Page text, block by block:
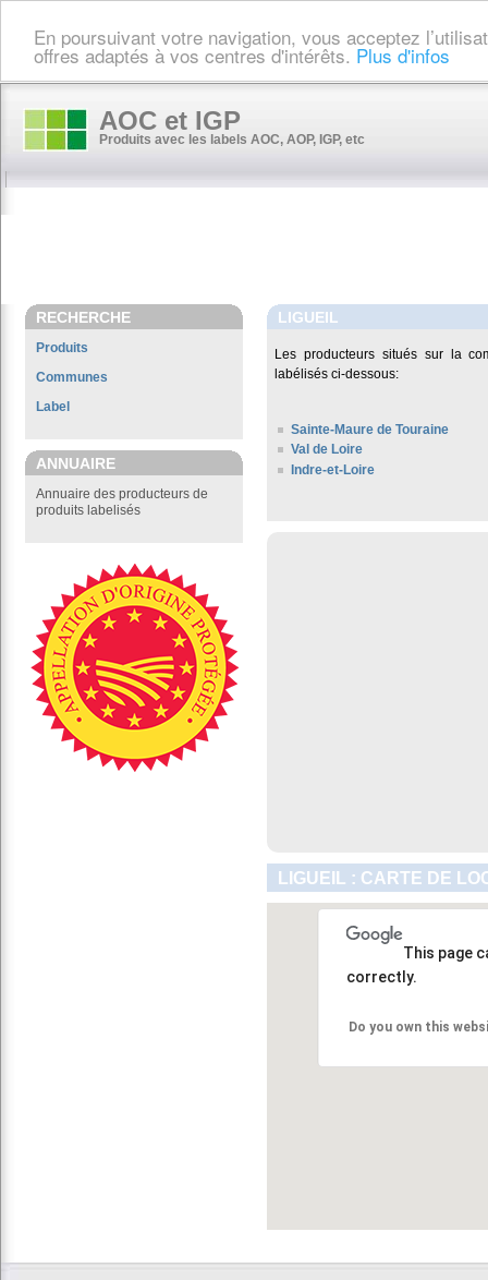
En poursuivant votre navigation, vous acceptez
offres adaptés à vos centres d'intérêts. Plus d'infos
AOC et IGP
Produits avec les labels AOC, AOP, IGP, etc
RECHERCHE
Produits
Communes
Label
ANNUAIRE
Annuaire des producteurs de
produits labelisés
LIGUEIL
Les producteurs situés sur la
labélisés ci-dessous:
Sainte-Maure de Touraine
Val de Loire
Indre-et-Loire
LIGUEIL : CARTE DE
This page
correctly.
Do you own this